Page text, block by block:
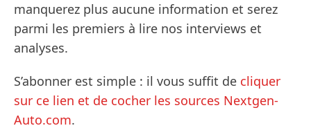
manquerez plus aucune information et serez
parmi les premiers à lire nos interviews et
analyses.
S’abonner est simple : il vous suffit de cliquer
sur ce lien et de cocher les sources Nextgen-
Auto.com.